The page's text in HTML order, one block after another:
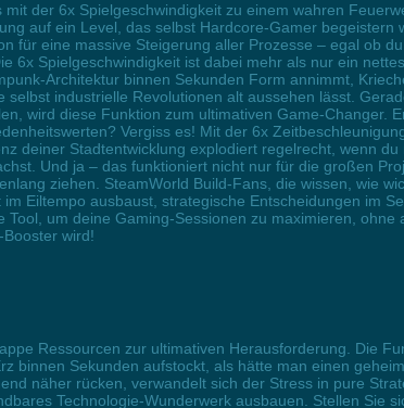
der 6x Spielgeschwindigkeit zu einem wahren
auf ein Level, das selbst Hardcore-Gamer
für eine massive Steigerung aller Prozesse – egal ob
6x Spielgeschwindigkeit ist dabei mehr als nur ein
Architektur binnen Sekunden Form annimmt,
industrielle Revolutionen alt aussehen lässt.
wird diese Funktion zum ultimativen Game-Changer.
Vergiss es! Mit der 6x
deiner Stadtentwicklung explodiert regelrecht, wenn
Und ja – das funktioniert nicht nur für die großen
ziehen. SteamWorld Build-Fans, die wissen, wie
Eiltempo ausbaust, strategische Entscheidungen im
um deine Gaming-Sessionen zu maximieren,
wird!
Ressourcen zur ultimativen Herausforderung. Die
binnen Sekunden aufstockt, als hätte man einen
näher rücken, verwandelt sich der Stress in pure
Technologie-Wunderwerk ausbauen. Stellen Sie